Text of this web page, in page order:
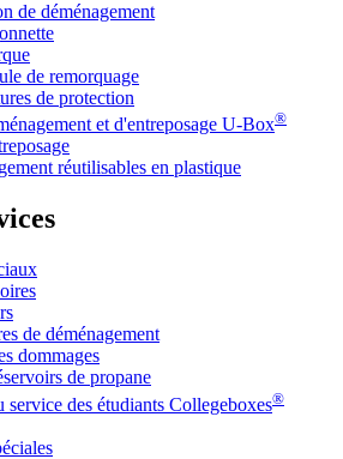
de déménagement
de remorquage
de protection
et d'entreposage U-Box®
réutilisables en plastique
de déménagement
dommages
de propane
service des étudiants Collegeboxes®